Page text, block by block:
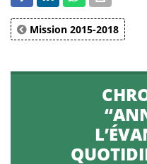
Mission 2015-2018